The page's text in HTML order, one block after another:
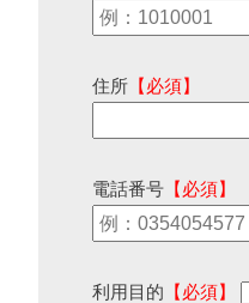
住所 【必須】
電話番号 【必須】
利用目的 【必須】